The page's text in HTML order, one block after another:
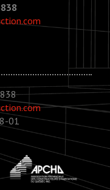
01